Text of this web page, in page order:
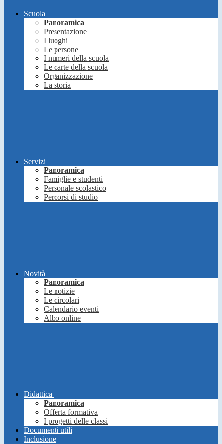
Scuola
Panoramica
Presentazione
I luoghi
Le persone
I numeri della scuola
Le carte della scuola
Organizzazione
La storia
Servizi
Panoramica
Famiglie e studenti
Personale scolastico
Percorsi di studio
Novità
Panoramica
Le notizie
Le circolari
Calendario eventi
Albo online
Didattica
Panoramica
Offerta formativa
I progetti delle classi
Documenti utili
Inclusione